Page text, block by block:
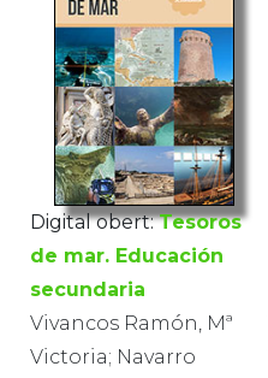
Digital obert: Tesoros
de mar. Educación
secundaria
Vivancos Ramón, Mª
Victoria; Navarro